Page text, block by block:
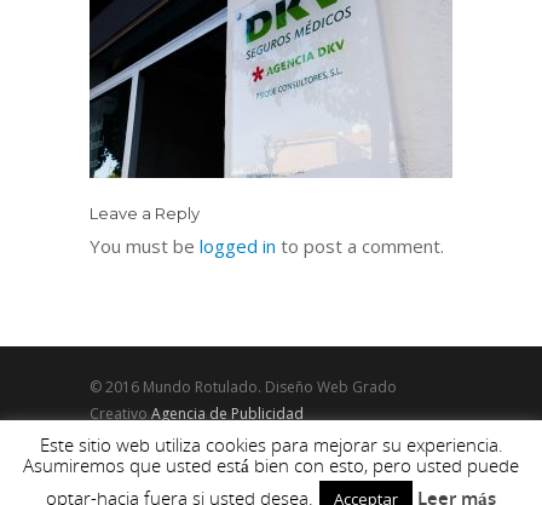
Leave a Reply
You must be logged in to post a comment.
© 2016 Mundo Rotulado. Diseño Web Grado
Creativo Agencia de Publicidad
Este sitio web utiliza cookies para mejorar su experiencia.
Asumiremos que usted está bien con esto, pero usted puede
optar-hacia fuera si usted desea.
Acceptar Leer más